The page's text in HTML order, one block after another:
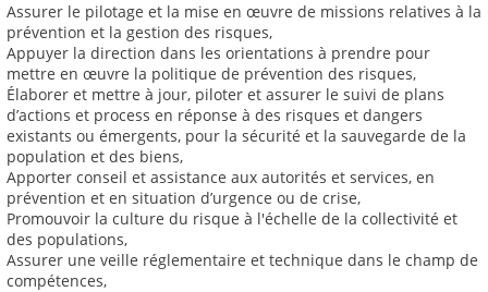
Assurer le pilotage et la mise en œuvre de missions relatives à la
prévention et la gestion des risques,
Appuyer la direction dans les orientations à prendre pour
mettre en œuvre la politique de prévention des risques,
Élaborer et mettre à jour, piloter et assurer le suivi de plans
d’actions et process en réponse à des risques et dangers
existants ou émergents, pour la sécurité et la sauvegarde de la
population et des biens,
Apporter conseil et assistance aux autorités et services, en
prévention et en situation d’urgence ou de crise,
Promouvoir la culture du risque à l'échelle de la collectivité et
des populations,
Assurer une veille réglementaire et technique dans le champ de
compétences,